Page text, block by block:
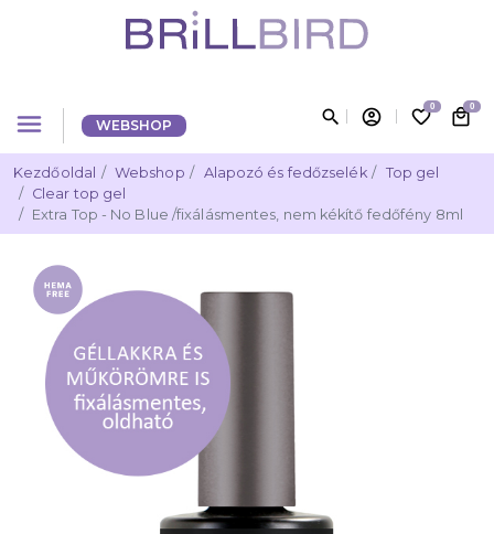
menu WEBSHOP search account_circle favorite_border0 local_mall0
Kezdőoldal Webshop Alapozó és fedőzselék
Top gel
Clear top gel
Extra Top - No Blue /fixálásmentes, nem kékítő fedőfény 8ml